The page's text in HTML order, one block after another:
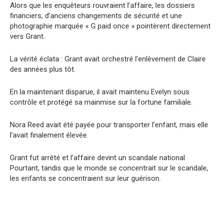
Alors que les enquêteurs rouvraient l’affaire, les dossiers
financiers, d’anciens changements de sécurité et une
photographie marquée « G paid once » pointèrent directement
vers Grant.
La vérité éclata : Grant avait orchestré l’enlèvement de Claire
des années plus tôt.
En la maintenant disparue, il avait maintenu Evelyn sous
contrôle et protégé sa mainmise sur la fortune familiale.
Nora Reed avait été payée pour transporter l’enfant, mais elle
l’avait finalement élevée.
Grant fut arrêté et l’affaire devint un scandale national.
Pourtant, tandis que le monde se concentrait sur le scandale,
les enfants se concentraient sur leur guérison.